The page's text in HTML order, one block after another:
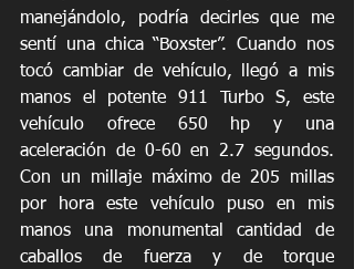
manejándolo, podría decirles que me
sentí una chica “Boxster”. Cuando nos
tocó cambiar de vehículo, llegó a mis
manos el potente 911 Turbo S, este
vehículo ofrece 650 hp y una
aceleración de 0-60 en 2.7 segundos.
Con un millaje máximo de 205 millas
por hora este vehículo puso en mis
manos una monumental cantidad de
caballos de fuerza y de torque